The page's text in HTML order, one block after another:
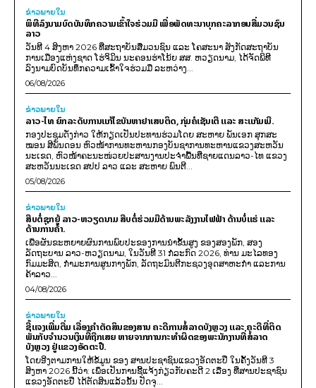
ຂ່າວພາຍ​ໃນ
ພິທີລົງນາມບົດບັນທຶກຄວາມເຂົ້າໃຈຮ່ວມມື ເພື່ອພັດທະນາບຸກຄະລາກອນສື່ມວນຊົນ
ລາວ
ວັນທີ 4 ສິງຫາ 2026 ທີ່ສະຖາບັນສື່ມວນຊົນ ແລະ ໂຄສະນາ ສັງກັດສະຖາບັນ
ການເມືອງແຫ່ງຊາດ ໂຮ່ຈິມິນ ນະຄອນຮ່າໂນ້ຍ ສສ. ຫວຽດນາມ, ໄດ້ຈັດພິທີ
ລົງນາມບົດບັນທຶກຄວາມເຂົ້າໃຈຮ່ວມມື ລະຫວ່າງ...
06/08/2026
ຂ່າວພາຍ​ໃນ
ລາວ-ໄທ ຍົກລະດັບການແກ້ໄຂບັນຫາຢາເສບຕິດ, ກຸ່ມຄໍເຊັນເຕີ ແລະ ສະແກັມເມີ.
ກອງປະຊຸມດັ່ງກ່າວ ໃຫ້ກຽດເປັນປະທານຮ່ວມໂດຍ ສະຫາຍ ພັນເອກ ສຸກສະ
ໝອນ ສີພັນດອນ ຫົວໜ້າການທະຫານກອງບັນຊາການທະຫານແຂວງສະຫວັນ
ນະເຂດ, ຫົວໜ້າຄະນະໜ່ວຍປະສານງານປະຈຳພື້ນທີ່ຊາຍແດນລາວ-ໄທ ແຂວງ
ສະຫວັນນະເຂດ ສປປ ລາວ ແລະ ສະຫາຍ ພົນຕີ...
05/08/2026
ຂ່າວພາຍ​ໃນ
ສືບຕໍ່ຊຸກຍູ້ ລາວ-ຫວຽດນາມ ສືບຕໍ່ຮ່ວມມືດ້ານພະລັງງານໄຟຟ້າ ດ້ານບໍ່ແຮ່ ແລະ
ດ້ານການຄ້າ.
ເພື່ອຜັນຂະຫຍາຍຜົນການພົບປະຂອງການນຳຂັ້ນສູງ ຂອງສອງພັກ, ສອງ
ລັດຖະບານ ລາວ-ຫວຽດນາມ, ໃນວັນທີ 31 ກໍລະກົດ 2026, ທ່ານ ມະໄລທອງ
ກົມມະສິດ, ກຳມະການສູນກາງພັກ, ລັດຖະມົນຕີກະຊວງອຸດສາຫະກຳ ແລະການ
ຄ້າລາວ...
04/08/2026
ຂ່າວພາຍ​ໃນ
ຊີ້ແຈງເພີ່ມຕື່ມ ເລື່ອງຄໍາຕັດສິນຂອງສານ ຄະດີການສໍ້ລາດບັງຫຼວງ ແລະ ຄະດີທີ່ຕິດ
ພັນກັບຈຳນວນເງິນທີ່ຖືກເສຍ ຫາຍຈາກການກະທຳຜິດຂອງພະນັກງານທີ່ສໍ້ລາດ
ບັງຫຼວງ ຢູ່ແຂວງອັດຕະປື.
ໂດຍອີງຕາມການໃຫ້ຂໍ້ມູນ​ ຂອງ ສານປະຊາຊົນແຂວງອັດຕະປື ໃນຄັ້ງວັນທີ 3
ສິງຫາ 2026 ນີ້ວ່າ: ເພຶ່ອເປັນການຊີ້ແຈ້ງກ່ຽວກັບຄະດີ 2 ເລື່ອງ ທີ່ສານປະຊາຊົນ
ແຂວງອັດຕະປື ໄດ້ຕັດສິນແລ້ວນັ້ນ ປັດຈຸ...